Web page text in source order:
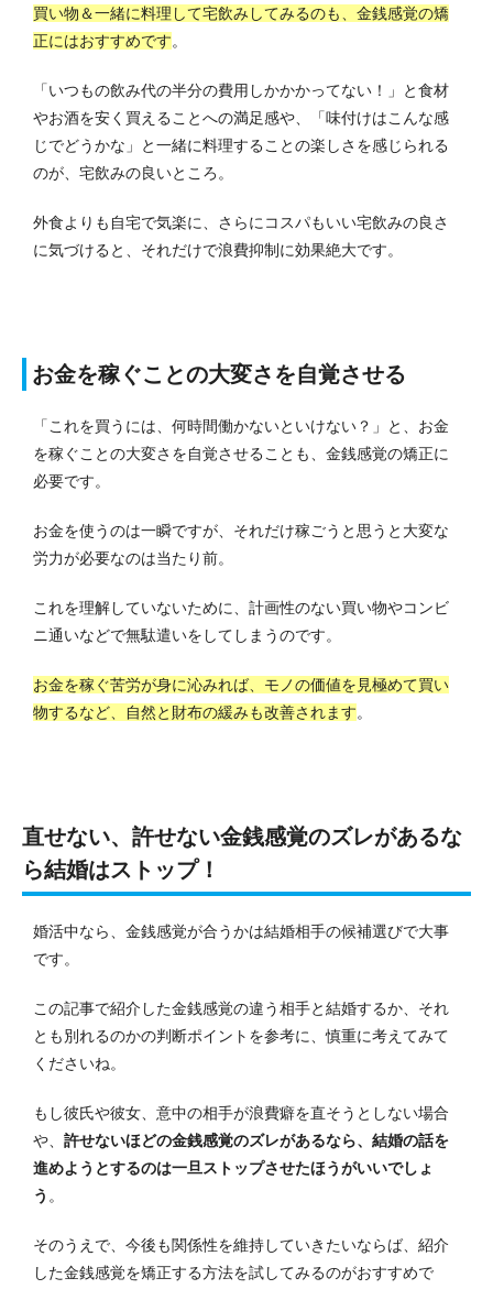
買い物＆一緒に料理して宅飲みしてみるのも、金銭感覚の矯
正にはおすすめです。
「いつもの飲み代の半分の費用しかかかってない！」と食材
やお酒を安く買えることへの満足感や、「味付けはこんな感
じでどうかな」と一緒に料理することの楽しさを感じられる
のが、宅飲みの良いところ。
外食よりも自宅で気楽に、さらにコスパもいい宅飲みの良さ
に気づけると、それだけで浪費抑制に効果絶大です。
お金を稼ぐことの大変さを自覚させる
「これを買うには、何時間働かないといけない？」と、お金
を稼ぐことの大変さを自覚させることも、金銭感覚の矯正に
必要です。
お金を使うのは一瞬ですが、それだけ稼ごうと思うと大変な
労力が必要なのは当たり前。
これを理解していないために、計画性のない買い物やコンビ
ニ通いなどで無駄遣いをしてしまうのです。
お金を稼ぐ苦労が身に沁みれば、モノの価値を見極めて買い
物するなど、自然と財布の緩みも改善されます。
直せない、許せない金銭感覚のズレがあるな
ら結婚はストップ！
婚活中なら、金銭感覚が合うかは結婚相手の候補選びで大事
です。
この記事で紹介した金銭感覚の違う相手と結婚するか、それ
とも別れるのかの判断ポイントを参考に、慎重に考えてみて
くださいね。
もし彼氏や彼女、意中の相手が浪費癖を直そうとしない場合
や、 許せないほどの金銭感覚のズレがあるなら、結婚の話を
進めようとするのは一旦ストップさせたほうがいいでしょ
う 。
そのうえで、今後も関係性を維持していきたいならば、紹介
した金銭感覚を矯正する方法を試してみるのがおすすめで